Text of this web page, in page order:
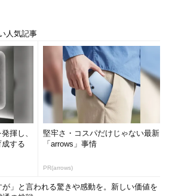
人気記事
揮し、
する
堅牢さ・コスパだけじゃない最新
「arrows」事情
PR(arrows)
が」と言われる驚きや感動を。新しい価値を